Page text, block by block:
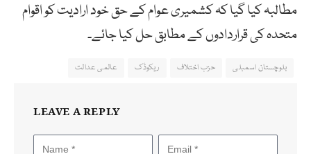
مطالبہ کیا گیا کہ کشمیری عوام کے حق خود ارادیت کو اقوام
متحدہ کی قراردادوں کے مطابق حل کیا جائے۔
بلوچستان اسمبلی حزب اختلاف ریکوڈک عالمی عدالت
LEAVE A REPLY